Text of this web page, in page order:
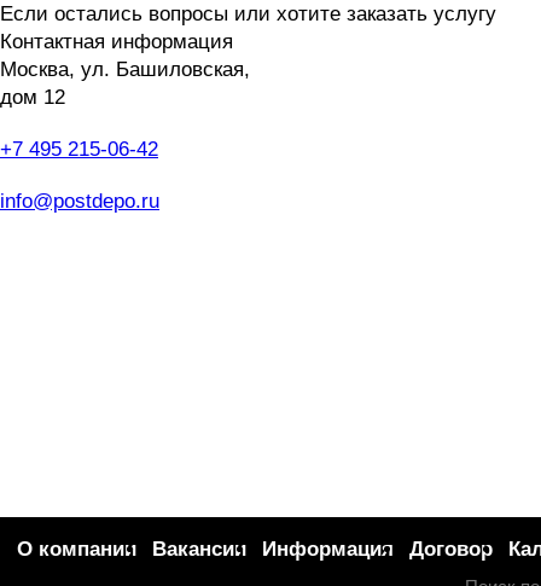
Если остались вопросы или хотите заказать услугу
Контактная информация
Москва, ул. Башиловская,
дом 12
+7 495 215-06-42
info@postdepo.ru
О компании Вакансии Информация Договор